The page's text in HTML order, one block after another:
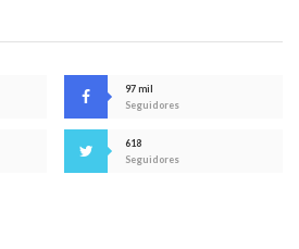
97 mil
Seguidores
618
Seguidores